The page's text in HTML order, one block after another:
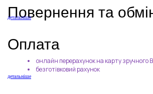
Повернення та
детальніше
Оплата
онлайн перерахунок на карту зручного
безготівковий рахунок
детальніше